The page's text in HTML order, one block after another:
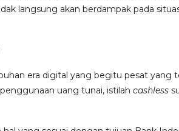
langsung akan berdampak pada
era digital yang begitu pesat yang
uang tunai, istilah cashless